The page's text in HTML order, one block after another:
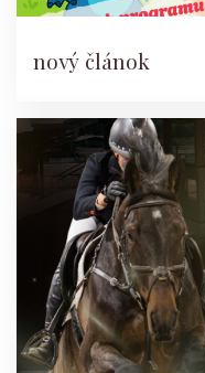
nový článok